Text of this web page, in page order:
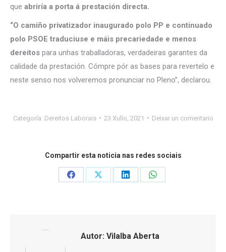
que abriría a porta á prestación directa.
“O camiño privatizador inaugurado polo PP e continuado
polo PSOE traduciuse e máis precariedade e menos
dereitos para unhas traballadoras, verdadeiras garantes da
calidade da prestación. Cómpre pór as bases para revertelo e
neste senso nos volveremos pronunciar no Pleno”, declarou.
Categoría: Dereitos Laborais 23 Xullo, 2021 Deixar un comentario
Compartir esta noticia nas redes sociais
Share
Share
Share
Share
Autor: Vilalba Aberta